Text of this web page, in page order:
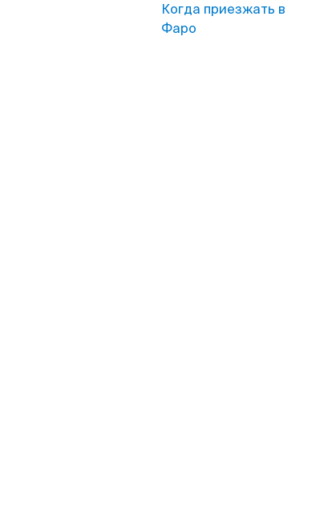
Когда приезжать в
Фаро